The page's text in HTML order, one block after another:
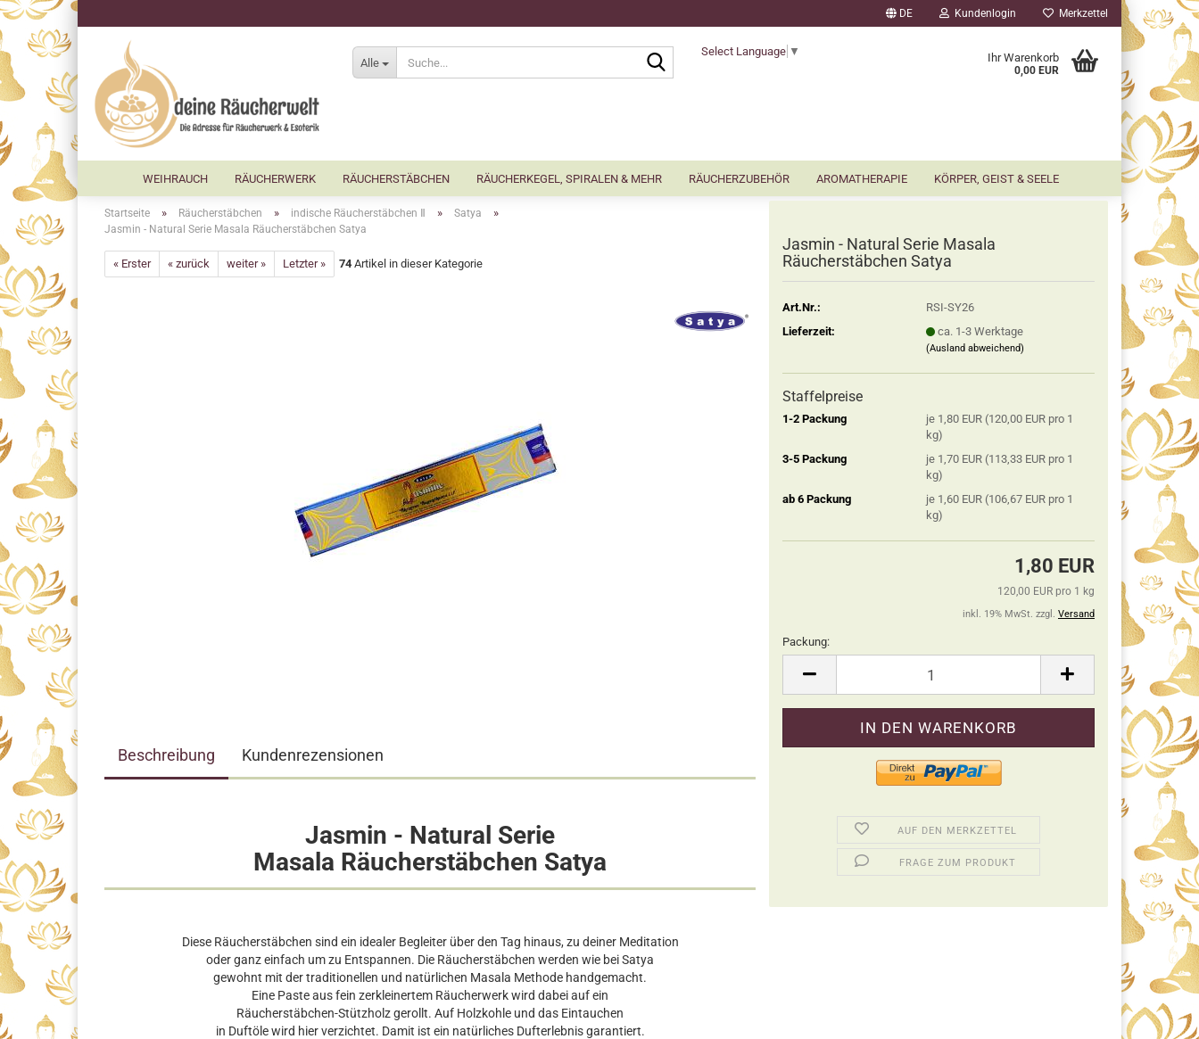
DE Kundenlogin Merkzettel
Alle
Suche...Select Language ▼ Ihr Warenkorb
0,00 EUR
WEIHRAUCH RÄUCHERWERK RÄUCHERSTÄBCHEN RÄUCHERKEGEL, SPIRALEN & MEHR RÄUCHERZUBEHÖR AROMATHERAPIE KÖRPER, GEIST & SEELE
Startseite » Räucherstäbchen » indische Räucherstäbchen Ⅱ » Satya »
Jasmin - Natural Serie Masala Räucherstäbchen Satya
« Erster « zurück weiter » Letzter » 74 Artikel in dieser Kategorie
Jasmin - Natural Serie Masala
Räucherstäbchen Satya
Art.Nr.:
RSI-SY26
Lieferzeit:
ca. 1-3 Werktage
(Ausland abweichend)
Staffelpreise
1-2 Packung
je 1,80 EUR (120,00 EUR pro 1
kg)
3-5 Packung
je 1,70 EUR (113,33 EUR pro 1
kg)
ab 6 Packung
je 1,60 EUR (106,67 EUR pro 1
kg)
1,80 EUR
120,00 EUR pro 1 kg
inkl. 19% MwSt. zzgl. Versand
Packung:
Packung
AUF DEN MERKZETTEL
FRAGE ZUM PRODUKT
Beschreibung Kundenrezensionen
Jasmin - Natural Serie
Masala Räucherstäbchen Satya
Diese Räucherstäbchen sind ein idealer Begleiter über den Tag hinaus, zu deiner Meditation
oder ganz einfach um zu Entspannen. Die Räucherstäbchen werden wie bei Satya
gewohnt mit der traditionellen und natürlichen Masala Methode handgemacht.
Eine Paste aus fein zerkleinertem Räucherwerk wird dabei auf ein
Räucherstäbchen-Stützholz gerollt. Auf Holzkohle und das Eintauchen
in Duftöle wird hier verzichtet. Damit ist ein natürliches Dufterlebnis garantiert.